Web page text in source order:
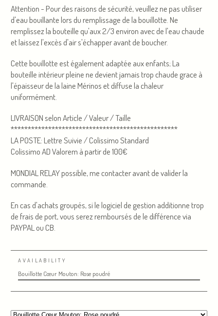
Attention - Pour des raisons de sécurité, veuillez ne pas utiliser
d'eau bouillante lors du remplissage de la bouillotte. Ne
remplissez la bouteille qu'aux 2/3 environ avec de l'eau chaude
et laissez l'excès d'air s'échapper avant de boucher.
Cette bouillotte est également adaptée aux enfants; La
bouteille intérieur pleine ne devient jamais trop chaude grace à
l'épaisseur de la laine Mérinos et diffuse la chaleur
uniformément.
LIVRAISON selon Article / Valeur / Taille
*************************************************
LA POSTE: Lettre Suivie / Colissimo Standard
Colissimo AD Valorem à partir de 100€
MONDIAL RELAY possible, me contacter avant de valider la
commande.
En cas d'achats groupés, si le logiciel de gestion additionne trop
de frais de port, vous serez remboursés de le différence via
PAYPAL ou CB.
AVAILABILITY
Bouillotte Cœur Mouton: Rose poudré